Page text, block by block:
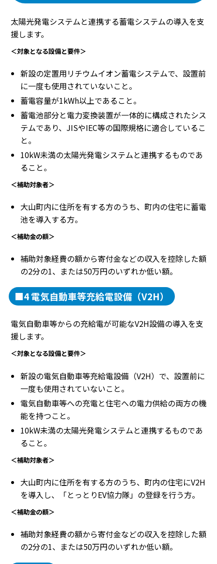
太陽光発電システムと連携する蓄電システムの導入を支
援します。
＜対象となる設備と要件＞
新設の定置用リチウムイオン蓄電システムで、設置前
に一度も使用されていないこと。
蓄電容量が1kWh以上であること。
蓄電池部分と電力変換装置が一体的に構成されたシス
テムであり、JISやIEC等の国際規格に適合しているこ
と。
10kW未満の太陽光発電システムと連携するものであ
ること。
＜補助対象者＞
大山町内に住所を有する方のうち、町内の住宅に蓄電
池を導入する方。
＜補助金の額＞
補助対象経費の額から寄付金などの収入を控除した額
の2分の1、または50万円のいずれか低い額。
■4 電気自動車等充給電設備（V2H）
電気自動車等からの充給電が可能なV2H設備の導入を支
援します。
＜対象となる設備と要件＞
新設の電気自動車等充給電設備（V2H）で、設置前に
一度も使用されていないこと。
電気自動車等への充電と住宅への電力供給の両方の機
能を持つこと。
10kW未満の太陽光発電システムと連携するものであ
ること。
＜補助対象者＞
大山町内に住所を有する方のうち、町内の住宅にV2H
を導入し、「とっとりEV協力隊」の登録を行う方。
＜補助金の額＞
補助対象経費の額から寄付金などの収入を控除した額
の2分の1、または50万円のいずれか低い額。